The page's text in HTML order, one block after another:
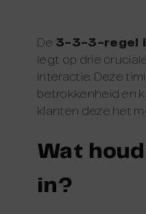
De 3-3-3-regel
legt op drie
interactie. Deze
betrokkenheid en
klanten deze het
Wat
in?